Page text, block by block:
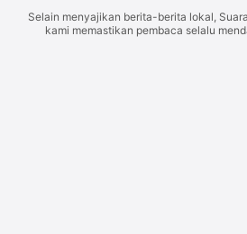
Selain menyajikan berita-berita lokal,
kami memastikan pembaca selalu